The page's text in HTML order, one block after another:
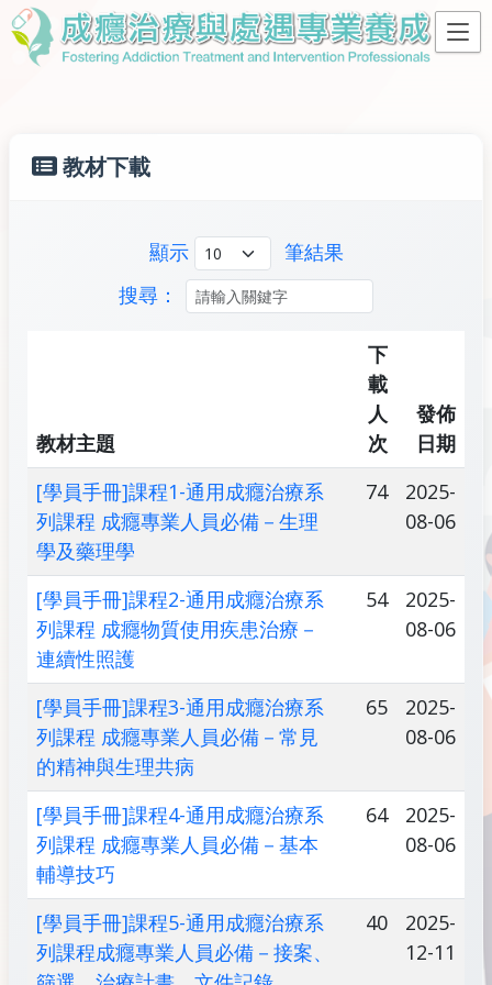
教材下載
顯示
筆結果
搜尋：
教材主題
下
載
人
次
發佈
日期
[學員手冊]課程1-通用成癮治療系
列課程 成癮專業人員必備－生理
學及藥理學
74
2025-
08-06
[學員手冊]課程2-通用成癮治療系
列課程 成癮物質使用疾患治療－
連續性照護
54
2025-
08-06
[學員手冊]課程3-通用成癮治療系
列課程 成癮專業人員必備－常見
的精神與生理共病
65
2025-
08-06
[學員手冊]課程4-通用成癮治療系
列課程 成癮專業人員必備－基本
輔導技巧
64
2025-
08-06
[學員手冊]課程5-通用成癮治療系
列課程成癮專業人員必備－接案、
40
2025-
12-11